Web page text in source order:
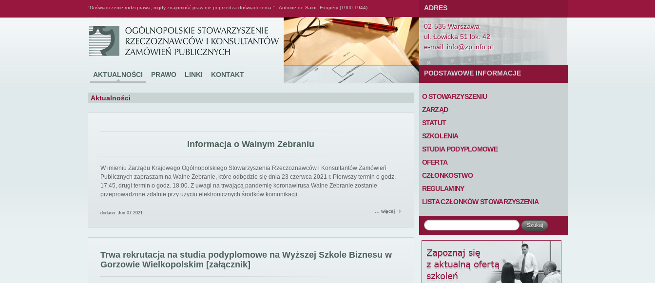
"Doświadczenie rodzi prawa, nigdy znajomość praw nie poprzedza doświadczenia." - Antoine de Saint- Exupéry (1900-1944)
AKTUALNOŚCI PRAWO LINKI KONTAKT
ADRES
02-535 Warszawa
ul. Łowicka 51 lok. 42
e-mail: info@zp.info.pl
PODSTAWOWE INFORMACJE
O STOWARZYSZENIU
ZARZĄD
STATUT
SZKOLENIA
STUDIA PODYPLOMOWE
OFERTA
CZŁONKOSTWO
REGULAMINY
LISTA CZŁONKÓW STOWARZYSZENIA
Aktualności
Informacja o Walnym Zebraniu
W imieniu Zarządu Krajowego Ogólnopolskiego Stowarzyszenia Rzeczoznawców i Konsultantów Zamówień
Publicznych zapraszam na Walne Zebranie, które odbędzie się dnia 23 czerwca 2021 r. Pierwszy termin o godz.
17:45, drugi termin o godz. 18:00. Z uwagi na trwającą pandemię koronawirusa Walne Zebranie zostanie
przeprowadzone zdalnie przy użyciu elektronicznych środków komunikacji.
dodano: Jun 07 2021 … więcej
Trwa rekrutacja na studia podyplomowe na Wyższej Szkole Biznesu w
Gorzowie Wielkopolskim [załącznik]